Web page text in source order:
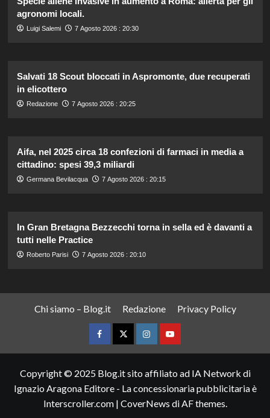
agronomi locali.
Luigi Salemi 7 Agosto 2026 : 20:30
Salvati 18 Scout bloccati in Aspromonte, due recuperati
in elicottero
Redazione 7 Agosto 2026 : 20:25
Aifa, nel 2025 circa 18 confezioni di farmaci in media a
cittadino: spesi 39,3 miliardi
Germana Bevilacqua 7 Agosto 2026 : 20:15
In Gran Bretagna Bezzecchi torna in sella ed è davanti a
tutti nelle Practice
Roberto Parisi 7 Agosto 2026 : 20:10
Chi siamo – Blog.it Redazione Privacy Policy
FacebookTwitterInstagramYouTube
Copyright © 2025 Blog.it sito affiliato ad IA Network di
Ignazio Aragona Editore - La concessionaria pubblicitaria è
Interscroller.com | CoverNews di AF themes.